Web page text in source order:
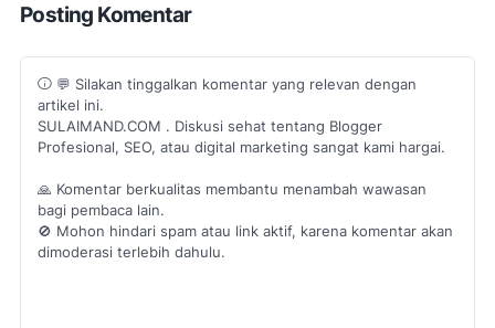
Posting Komentar
💬 Silakan tinggalkan komentar yang relevan dengan
artikel ini.
SULAIMAND.COM . Diskusi sehat tentang Blogger
Profesional, SEO, atau digital marketing sangat kami hargai.
🙏 Komentar berkualitas membantu menambah wawasan
bagi pembaca lain.
🚫 Mohon hindari spam atau link aktif, karena komentar akan
dimoderasi terlebih dahulu.